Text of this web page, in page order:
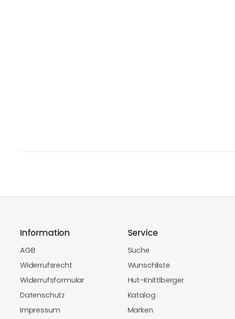
Information
AGB
Widerrufsrecht
Widerrufsformular
Datenschutz
Impressum
Service
Suche
Wunschliste
Hut-Knittlberger
Katalog
Marken